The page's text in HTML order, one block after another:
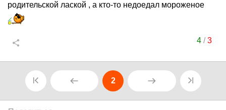
родительской лаской , а кто-то недоедал мороженое
4/3
2